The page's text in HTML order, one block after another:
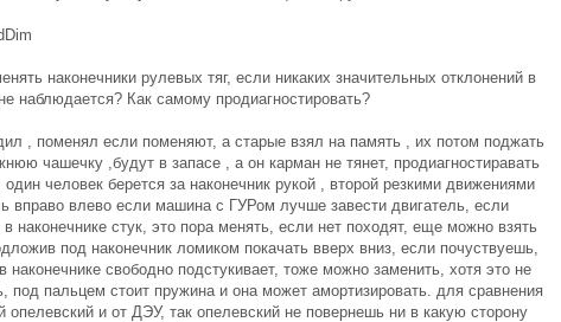
наконечники рулевых тяг, если никаких значительных отклонений в
наблюдается? Как самому продиагностировать?
, поменял если поменяют, а старые взял на память , их потом поджать
чашечку ,будут в запасе , а он карман не тянет, продиагностиравать
человек берется за наконечник рукой , второй резкими движениями
вправо влево если машина с ГУРом лучше завести двигатель, если
наконечнике стук, это пора менять, если нет походят, еще можно взять
под наконечник ломиком покачать вверх вниз, если почуствуешь,
наконечнике свободно подстукивает, тоже можно заменить, хотя это не
под пальцем стоит пружина и она может амортизировать. для сравнения
опелевский и от ДЭУ, так опелевский не повернешь ни в какую сторону